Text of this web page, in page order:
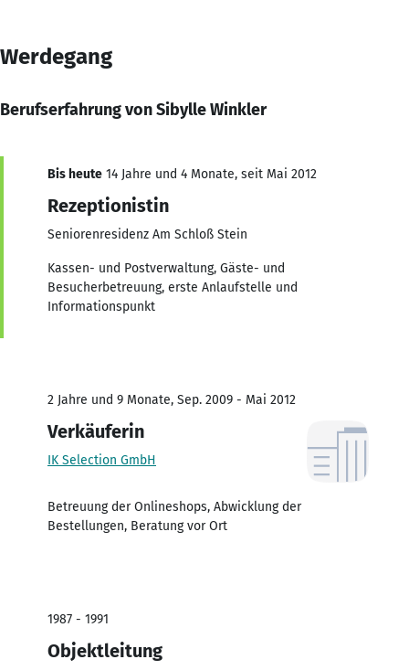
Werdegang
Berufserfahrung von Sibylle Winkler
Bis heute 14 Jahre und 4 Monate, seit Mai 2012
Rezeptionistin
Seniorenresidenz Am Schloß Stein
Kassen- und Postverwaltung, Gäste- und
Besucherbetreuung, erste Anlaufstelle und
Informationspunkt
2 Jahre und 9 Monate, Sep. 2009 - Mai 2012
Verkäuferin
IK Selection GmbH
Betreuung der Onlineshops, Abwicklung der
Bestellungen, Beratung vor Ort
1987 - 1991
Objektleitung